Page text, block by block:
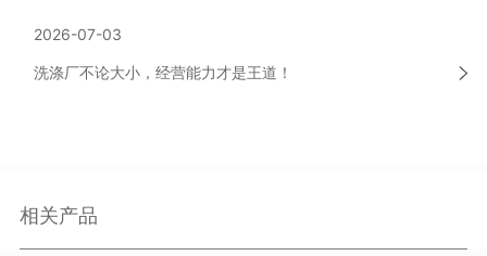
2026-07-03
洗涤厂不论大小，经营能力才是王道！
相关产品